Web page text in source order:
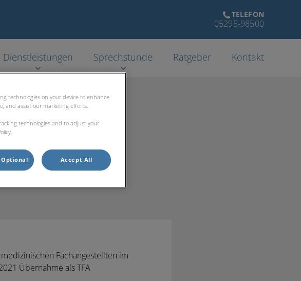
TELEFON
05295-98500
Dienstleistungen Sprechstunde Ratgeber Kontakt
Fachangestellten im
Übernahme als TFA
technologies on your device to enhance
and assist our marketing efforts.
technologies and to adjust your
Optional Accept All